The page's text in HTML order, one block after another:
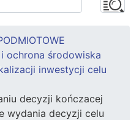
ochrona środowiska
inwestycji celu
decyzji kończacej
wydania decyzji celu